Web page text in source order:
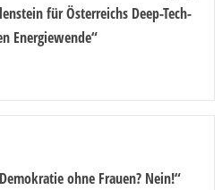
für Österreichs Deep-Tech-
Energiewende“
ohne Frauen? Nein!“